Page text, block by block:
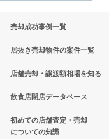
売却成功事例一覧
居抜き売却物件の案件一覧
店舗売却・譲渡額相場を知る
飲食店閉店データベース
初めての店舗査定・売却
についての知識